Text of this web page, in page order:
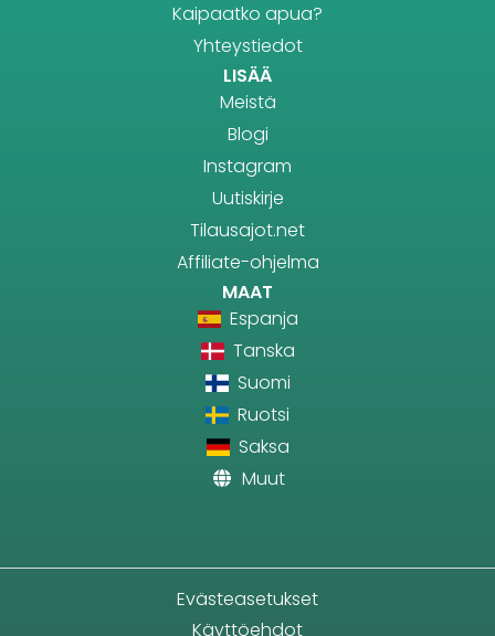
Kaipaatko apua?
Yhteystiedot
LISÄÄ
Meistä
Blogi
Instagram
Uutiskirje
Tilausajot.net
Affiliate-ohjelma
MAAT
Espanja
Tanska
Suomi
Ruotsi
Saksa
Muut
Evästeasetukset
Käyttöehdot